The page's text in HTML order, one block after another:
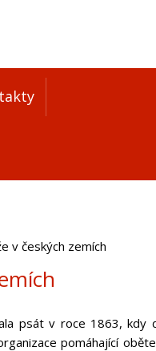
v českých zemích
psát v roce 1863, kdy
pomáhající